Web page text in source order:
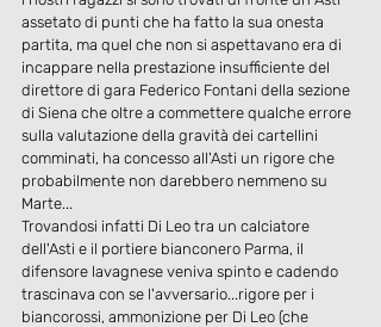
assetato di punti che ha fatto la sua onesta
partita, ma quel che non si aspettavano era di
incappare nella prestazione insufficiente del
direttore di gara Federico Fontani della sezione
di Siena che oltre a commettere qualche errore
sulla valutazione della gravità dei cartellini
comminati, ha concesso all'Asti un rigore che
probabilmente non darebbero nemmeno su
Marte...
Trovandosi infatti Di Leo tra un calciatore
dell'Asti e il portiere bianconero Parma, il
difensore lavagnese veniva spinto e cadendo
trascinava con se l'avversario...rigore per i
biancorossi, ammonizione per Di Leo (che